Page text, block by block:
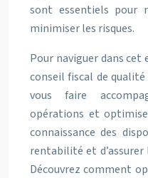
sont essentiels pour
minimiser les risques.
Pour naviguer dans
conseil fiscal de qualité
vous faire
opérations et
connaissance des
rentabilité et
Découvrez comment